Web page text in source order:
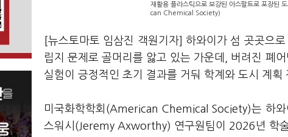
재활용 플라스틱으로 보강된 아스팔트로 포장된
can Chemical Society)
[뉴스토마토 임삼진 객원기자] 하와이가 섬 곳곳으
립지 문제로 골머리를 앓고 있는 가운데, 버려진 폐
실험이 긍정적인 초기 결과를 거둬 학계와 도시 계획
미국화학학회(American Chemical Society)는 하
스워시(Jeremy Axworthy) 연구원팀이 2026년 학